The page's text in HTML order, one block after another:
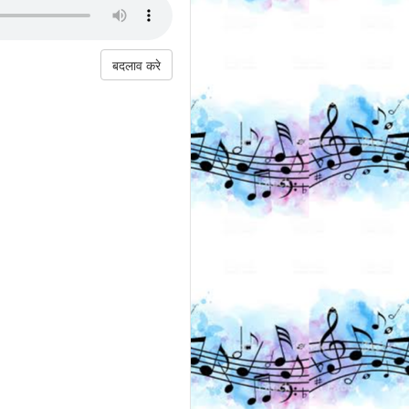
बदलाव करे